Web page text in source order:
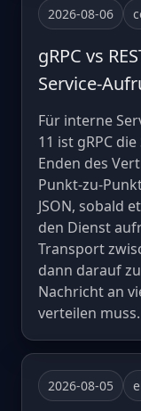
2026-08-06
gRPC vs
Service-
Für interne
11 ist gRPC
Enden des
Punkt-zu-
JSON, sobald
den Dienst
Transport
dann darauf
Nachricht an
verteilen muss.
2026-08-05